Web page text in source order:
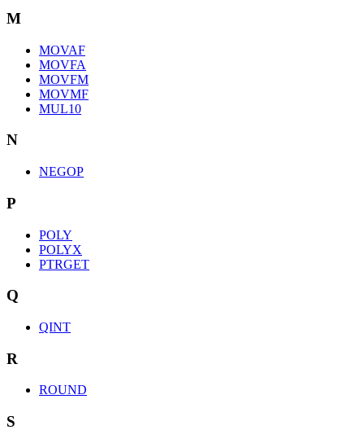
M
MOVAF
MOVFA
MOVFM
MOVMF
MUL10
N
NEGOP
P
POLY
POLYX
PTRGET
Q
QINT
R
ROUND
S